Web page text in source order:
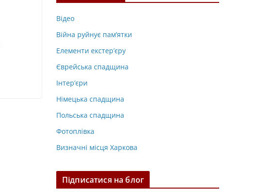
Відео
Війна руйнує пам’ятки
Елементи екстер’єру
Єврейська спадщина
Інтер’єри
Німецька спадщина
Польська спадщина
Фотоплівка
Визначні місця Харкова
Підписатися на блог